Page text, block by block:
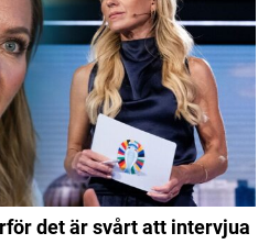
det är svårt att intervjua